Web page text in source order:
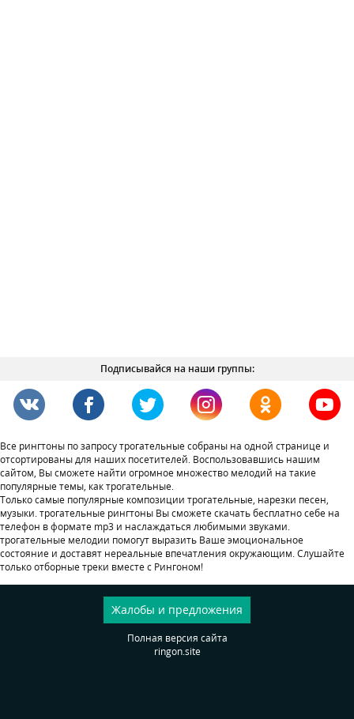
Подписывайся на наши группы:
Все рингтоны по запросу трогательные собраны на одной странице и
отсортированы для наших посетителей. Воспользовавшись нашим
сайтом, Вы сможете найти огромное множество мелодий на такие
популярные темы, как трогательные.
Только самые популярные композиции трогательные, нарезки песен,
музыки. трогательные рингтоны Вы сможете скачать бесплатно себе на
телефон в формате mp3 и наслаждаться любимыми звуками.
трогательные мелодии помогут выразить Ваше эмоциональное
состояние и доставят нереальные впечатления окружающим. Слушайте
только отборные треки вместе с Рингоном!
Жалобы и предложения
Полная версия сайта
ringon.site